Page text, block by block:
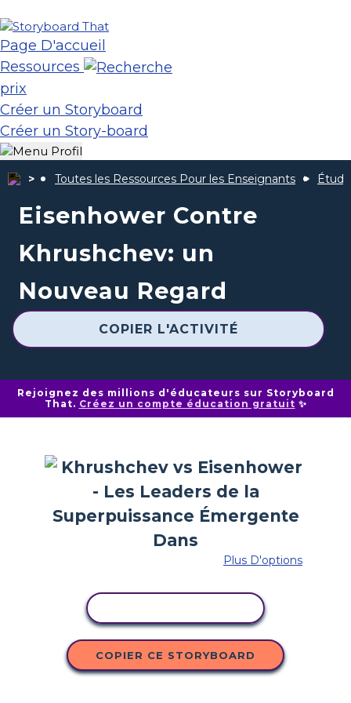
Page D'accueil
Ressources
prix
Créer un Storyboard
Créer un Story-board
Toutes les Ressources Pour les Enseignants
Eisenhower Contre
Khrushchev: un
Nouveau Regard
COPIER L'ACTIVITÉ
Rejoignez des millions d'éducateurs sur Storyboard
That. Créez un compte éducation gratuit ✨
Plus D'options
COPIER CE STORYBOARD